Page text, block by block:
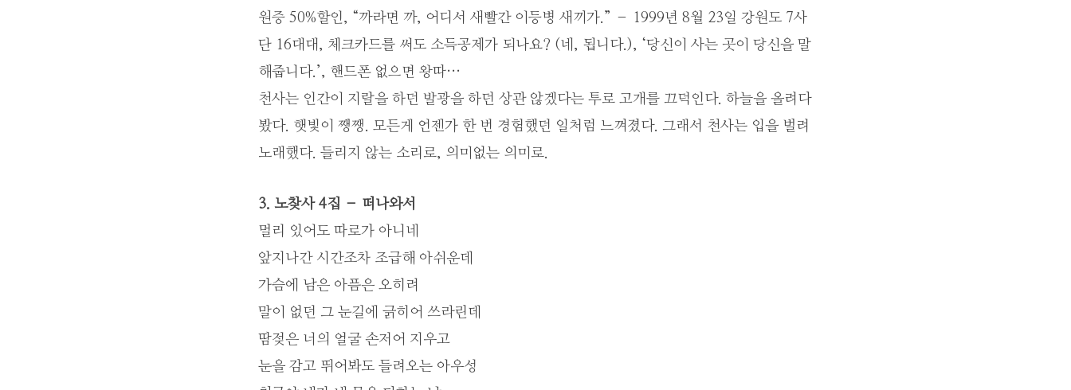
원증 50%할인, “까라면 까, 어디서 새빨간 이등병 새끼가.” – 1999년 8월 23일 강원도 7사
단 16대대, 체크카드를 써도 소득공제가 되나요? (네, 됩니다.), ‘당신이 사는 곳이 당신을 말
해줍니다.’, 핸드폰 없으면 왕따…
천사는 인간이 지랄을 하던 발광을 하던 상관 않겠다는 투로 고개를 끄덕인다. 하늘을 올려다
봤다. 햇빛이 쨍쨍. 모든게 언젠가 한 번 경험했던 일처럼 느껴졌다. 그래서 천사는 입을 벌려
노래했다. 들리지 않는 소리로, 의미없는 의미로.
3. 노찾사 4집 – 떠나와서
멀리 있어도 따로가 아니네
앞지나간 시간조차 조급해 아쉬운데
가슴에 남은 아픔은 오히려
말이 없던 그 눈길에 긁히어 쓰라린데
땀젖은 너의 얼굴 손저어 지우고
눈을 감고 뛰어봐도 들려오는 아우성